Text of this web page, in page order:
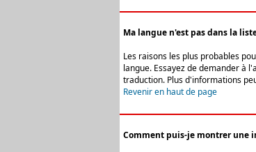
Ma langue n'est pas dans la
Les raisons les plus probables
langue. Essayez de demander à
traduction. Plus d'informations
Revenir en haut de page
Comment puis-je montrer une